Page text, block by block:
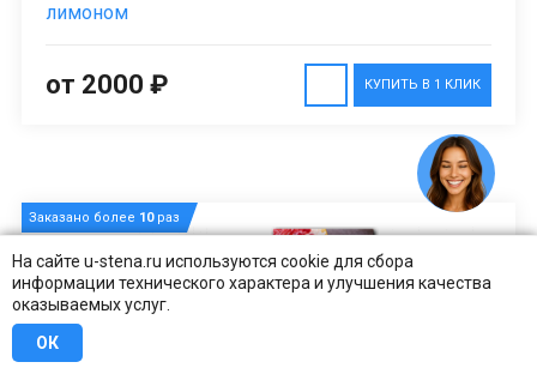
На сайте u-stena.ru используются cookie для сбора
информации технического характера и улучшения качества
оказываемых услуг.
ОК
лимоном
КУПИТЬ В 1 КЛИК
от 2000 ₽
Заказано более 10раз